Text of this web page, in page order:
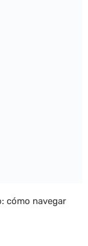
cómo navegar